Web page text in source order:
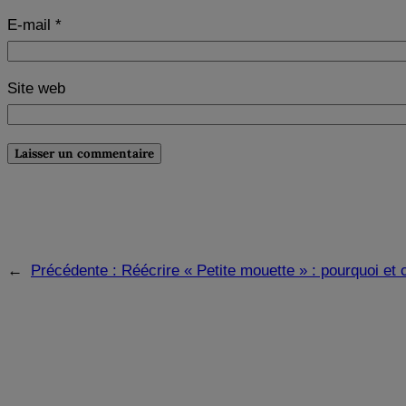
E-mail *
Site web
← Précédente : Réécrire « Petite mouette » : pourquoi et